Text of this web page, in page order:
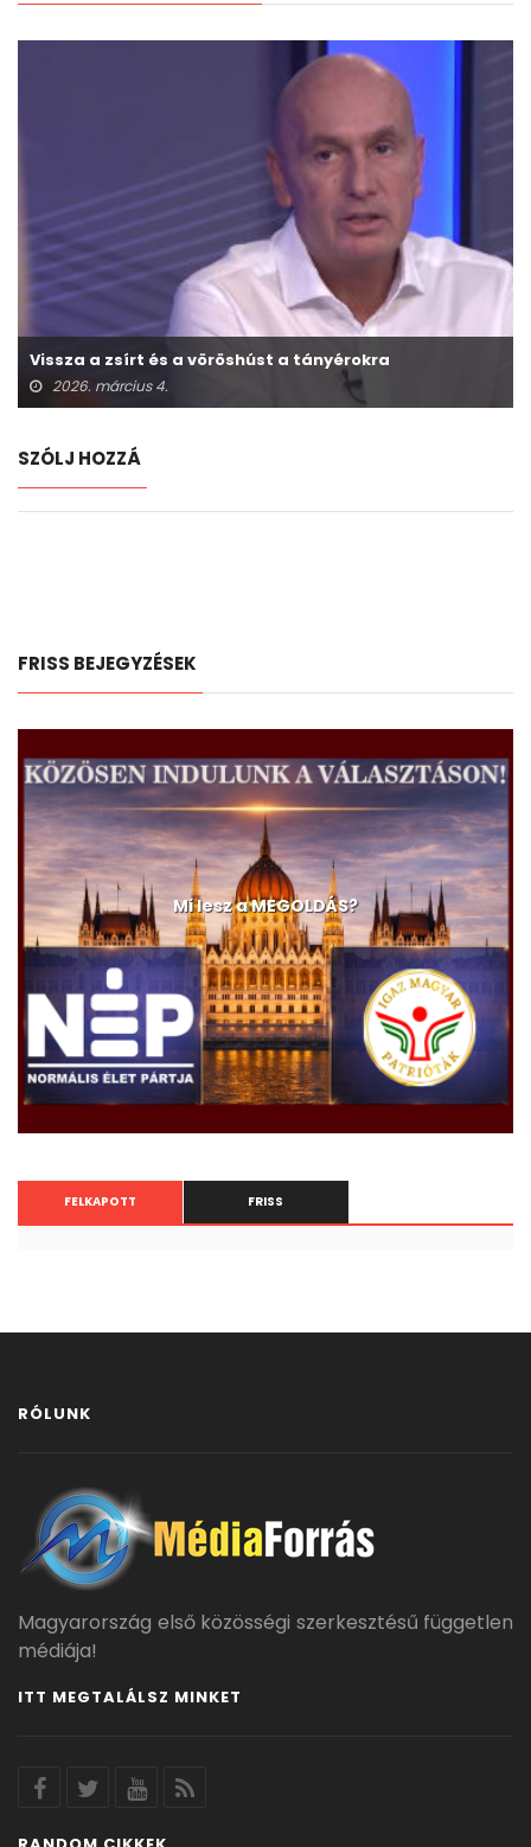
Vissza a zsírt és a vöröshúst a tányérokra
2026. március 4.
SZÓLJ HOZZÁ
FRISS BEJEGYZÉSEK
Mi lesz a MEGOLDÁS?
FELKAPOTT FRISS
RÓLUNK
Magyarország első közösségi szerkesztésű független
médiája!
ITT MEGTALÁLSZ MINKET